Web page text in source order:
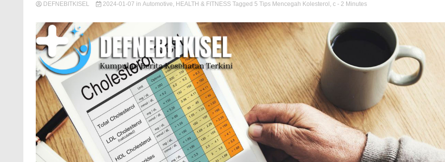
DEFNEBITKISEL 2024-01-07 in Automotive, HEALTH & FITNESS Tagged 5 Tips Mencegah Kolesterol , c - 2 Minutes